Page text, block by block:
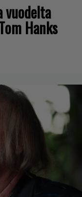
vuodelta
Hanks